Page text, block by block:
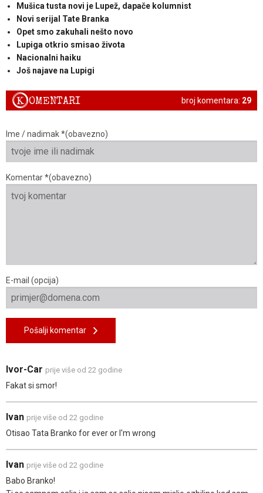
Mušica tusta novi je Lupež, dapače kolumnist
Novi serijal Tate Branka
Opet smo zakuhali nešto novo
Lupiga otkrio smisao života
Nacionalni haiku
Još najave na Lupigi
broj komentara: 29
KOMENTARI
Ime / nadimak *(obavezno)
Komentar *(obavezno)
E-mail (opcija)
Pošalji komentar
Ivor-Car prije više od 22 godine
Fakat si smor!
Ivan prije više od 22 godine
Otisao Tata Branko for ever or I'm wrong
Ivan prije više od 22 godine
Babo Branko!